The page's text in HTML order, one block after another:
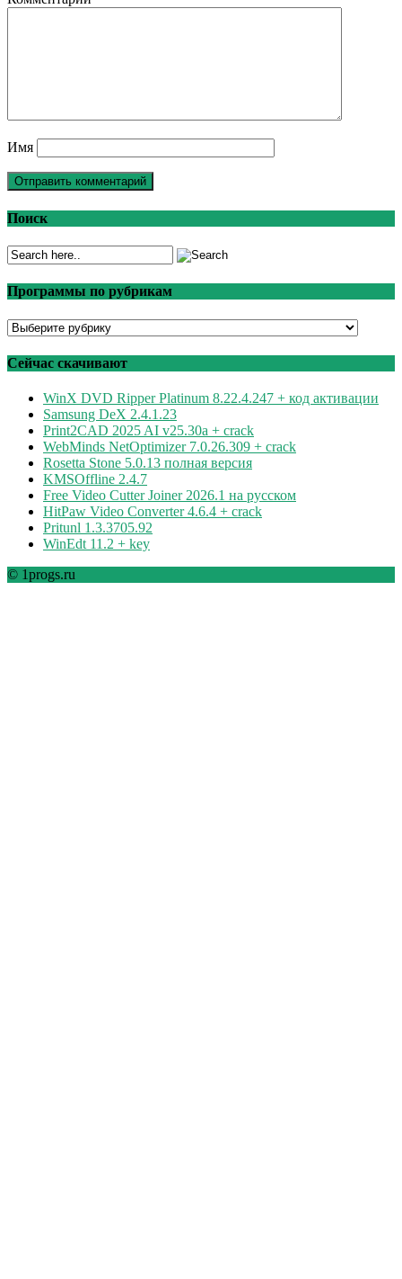
Имя
Поиск
Программы по рубрикам
Программы
рубрикам
Сейчас скачивают
WinX DVD Ripper Platinum 8.22.4.247 + код активации
Samsung DeX 2.4.1.23
Print2CAD 2025 AI v25.30a + crack
WebMinds NetOptimizer 7.0.26.309 + crack
Rosetta Stone 5.0.13 полная версия
KMSOffline 2.4.7
Free Video Cutter Joiner 2026.1 на русском
HitPaw Video Converter 4.6.4 + crack
Pritunl 1.3.3705.92
WinEdt 11.2 + key
© 1progs.ru